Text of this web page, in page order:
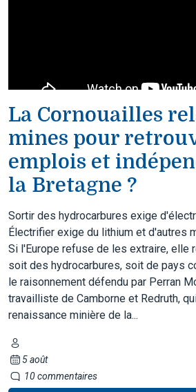
La Cornouailles
mines pour
emplois et
la Bretagne ?
Sortir des hydrocarbures exige
Électrifier exige du lithium et d'autres
Si l'Europe refuse de les extraire, elle
soit des hydrocarbures, soit de pays
le raisonnement défendu par Perran
travailliste de Camborne et Redruth,
renaissance minière de la...
5 août
10 commentaires